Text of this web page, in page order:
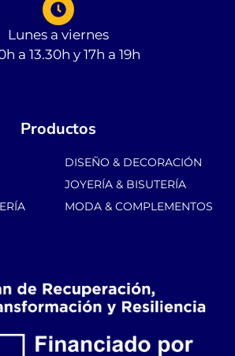
Lunes a viernes
a 13.30h y 17h a 19h
Productos
DISEÑO & DECORACIÓN
JOYERÍA & BISUTERÍA
MODA & COMPLEMENTOS